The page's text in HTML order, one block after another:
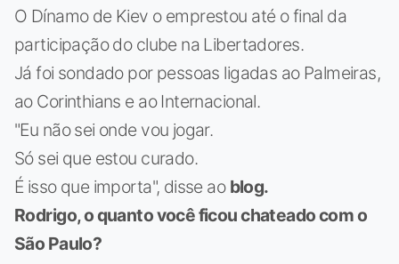
O Dínamo de Kiev o emprestou até o final da
participação do clube na Libertadores.
Já foi sondado por pessoas ligadas ao Palmeiras,
ao Corinthians e ao Internacional.
"Eu não sei onde vou jogar.
Só sei que estou curado.
É isso que importa", disse ao blog.
Rodrigo, o quanto você ficou chateado com o
São Paulo?